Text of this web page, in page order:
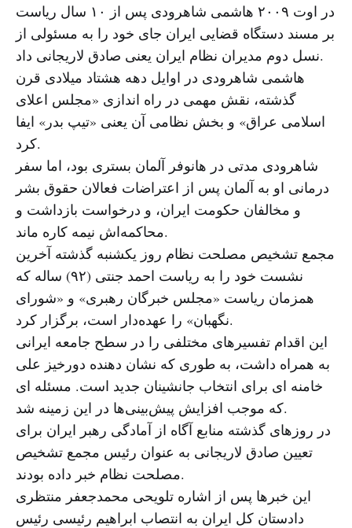
در اوت ۲۰۰۹ هاشمی شاهرودی پس از ۱۰ سال ریاست
بر مسند دستگاه قضایی ایران جای خود را به مسئولی از
نسل دوم مدیران نظام ایران یعنی صادق لاریجانی داد.
هاشمی شاهرودی در اوایل دهه هشتاد میلادی قرن
گذشته، نقش مهمی در راه اندازی «مجلس اعلای
اسلامی عراق» و بخش نظامی آن یعنی «تیپ بدر» ایفا
کرد.
شاهرودی مدتی در هانوفر آلمان بستری بود، اما سفر
درمانی او به آلمان پس از اعتراضات فعالان حقوق بشر
و مخالفان حکومت ایران، و درخواست بازداشت و
محاکمه‌اش نیمه کاره ماند.
مجمع تشخیص مصلحت نظام روز یکشنبه گذشته آخرین
نشست خود را به ریاست احمد جنتی (۹۲) ساله که
همزمان ریاست «مجلس خبرگان رهبری» و «شورای
نگهبان» را عهده‌دار است، برگزار کرد.
این اقدام تفسیرهای مختلفی را در سطح جامعه ایرانی
به همراه داشت، به طوری که نشان دهنده دورخیز علی
خامنه ای برای انتخاب جانشینان جدید است. مسئله ای
که موجب افزایش پیش‌بینی‌ها در این زمینه شد.
در روزهای گذشته منابع آگاه از آمادگی رهبر ایران برای
تعیین صادق لاریجانی به عنوان رئیس مجمع تشخیص
مصلحت نظام خبر داده بودند.
این خبرها پس از اشاره تلویحی محمدجعفر منتظری
دادستان کل ایران به انتصاب ابراهیم رئیسی رئیس